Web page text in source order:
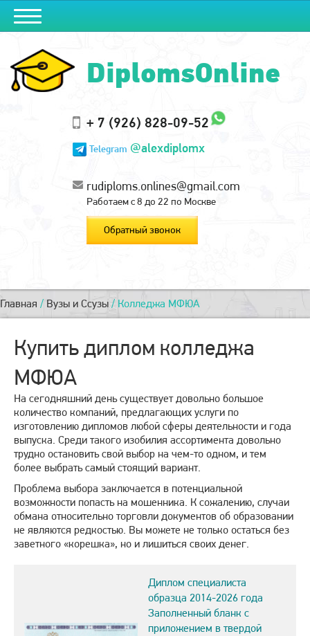
DiplomsOnline
+ 7 (926) 828-09-52
Telegram @alexdiplomx
rudiploms.onlines@gmail.com
Работаем с 8 до 22 по Москве
Обратный звонок
Главная / Вузы и Ссузы / Колледжа МФЮА
Купить диплом колледжа
МФЮА
На сегодняшний день существует довольно большое
количество компаний, предлагающих услуги по
изготовлению дипломов любой сферы деятельности и года
выпуска. Среди такого изобилия ассортимента довольно
трудно остановить свой выбор на чем-то одном, и тем
более выбрать самый стоящий вариант.
Проблема выбора заключается в потенциальной
возможности попасть на мошенника. К сожалению, случаи
обмана относительно торговли документов об образовании
не являются редкостью. Вы можете не только остаться без
заветного «корешка», но и лишиться своих денег.
Диплом специалиста
образца 2014-2026 года
Заполненный бланк с
приложением в твердой